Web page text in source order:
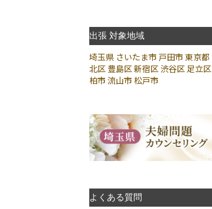
出張 対象地域
埼玉県 さいたま市 戸田市 東京都
北区 豊島区新宿区 渋谷区 足立区
柏市 流山市 松戸市
よくある質問